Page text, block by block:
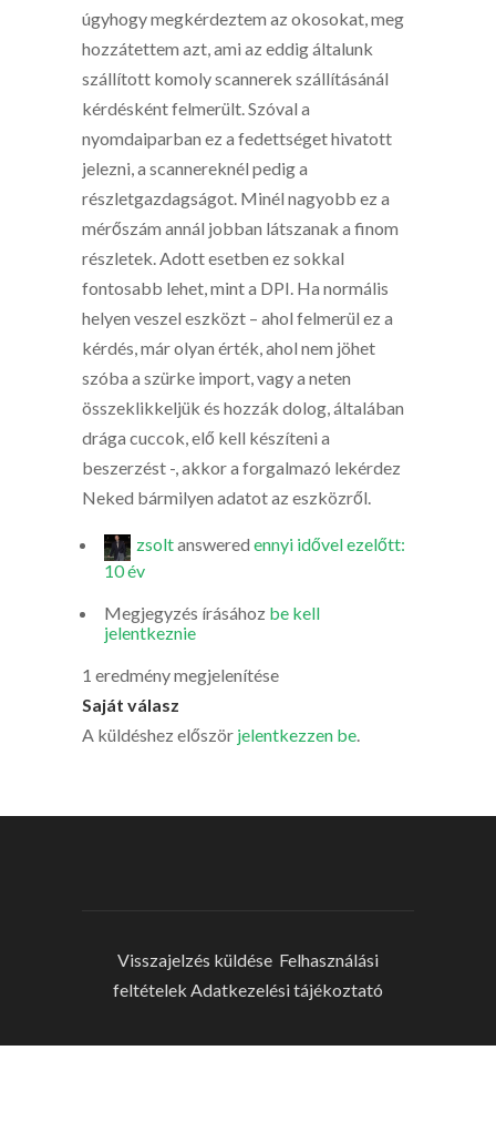
úgyhogy megkérdeztem az okosokat, meg
hozzátettem azt, ami az eddig általunk
szállított komoly scannerek szállításánál
kérdésként felmerült. Szóval a
nyomdaiparban ez a fedettséget hivatott
jelezni, a scannereknél pedig a
részletgazdagságot. Minél nagyobb ez a
mérőszám annál jobban látszanak a finom
részletek. Adott esetben ez sokkal
fontosabb lehet, mint a DPI. Ha normális
helyen veszel eszközt – ahol felmerül ez a
kérdés, már olyan érték, ahol nem jöhet
szóba a szürke import, vagy a neten
összeklikkeljük és hozzák dolog, általában
drága cuccok, elő kell készíteni a
beszerzést -, akkor a forgalmazó lekérdez
Neked bármilyen adatot az eszközről.
zsoltanswered ennyi idővel ezelőtt:
10 év
Megjegyzés írásához be kell
jelentkeznie
1 eredmény megjelenítése
Saját válasz
A küldéshez először jelentkezzen be.
Visszajelzés küldése Felhasználási
feltételek Adatkezelési tájékoztató